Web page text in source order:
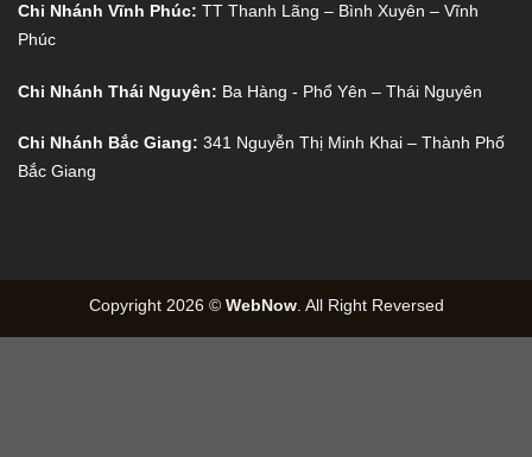
Chi Nhánh Vĩnh Phúc: TT Thanh Lãng – Bình Xuyên – Vĩnh
Phúc
Chi Nhánh Thái Nguyên: Ba Hàng - Phổ Yên – Thái Nguyên
Chi Nhánh Bắc Giang: 341 Nguyễn Thị Minh Khai – Thành Phố
Bắc Giang
Copyright 2026 © WebNow. All Right Reversed